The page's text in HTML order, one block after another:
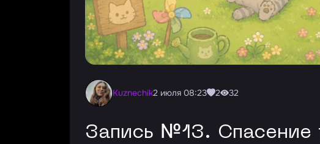
Kuznechik2 июля 08:23 2 32
Запись №13. Спасение